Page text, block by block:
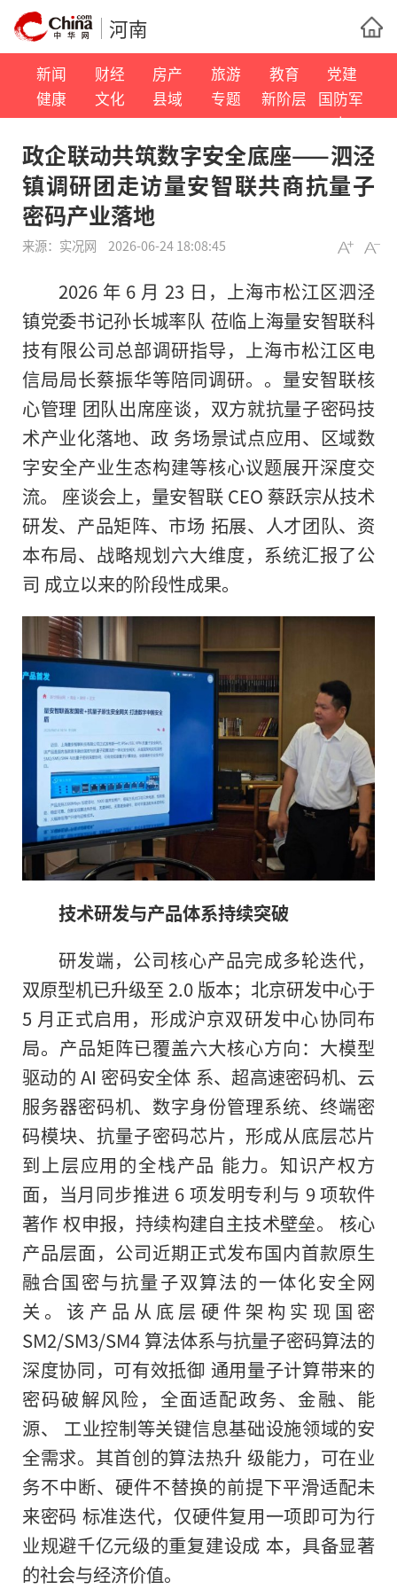
河南
新闻 财经 房产 旅游 教育
党建
健康
文化 县域 专题 新阶层
国防军
事
政企联动共筑数字安全底座——泗泾
镇调研团走访量安智联共商抗量子
密码产业落地
来源： 实况网 2026-06-24 18:08:45
2026 年 6 月 23 日，上海市松江区泗泾
镇党委书记孙长城率队 莅临上海量安智联科
技有限公司总部调研指导，上海市松江区电
信局局长蔡振华等陪同调研。。量安智联核
心管理 团队出席座谈，双方就抗量子密码技
术产业化落地、政 务场景试点应用、区域数
字安全产业生态构建等核心议题展开深度交
流。 座谈会上，量安智联 CEO 蔡跃宗从技术
研发、产品矩阵、市场 拓展、人才团队、资
本布局、战略规划六大维度，系统汇报了公
司 成立以来的阶段性成果。
技术研发与产品体系持续突破
研发端，公司核心产品完成多轮迭代，
双原型机已升级至 2.0 版本；北京研发中心于
5 月正式启用，形成沪京双研发中心协同布
局。产品矩阵已覆盖六大核心方向：大模型
驱动的 AI 密码安全体 系、超高速密码机、云
服务器密码机、数字身份管理系统、终端密
码模块、抗量子密码芯片，形成从底层芯片
到上层应用的全栈产品 能力。知识产权方
面，当月同步推进 6 项发明专利与 9 项软件
著作 权申报，持续构建自主技术壁垒。 核心
产品层面，公司近期正式发布国内首款原生
融合国密与抗量子双算法的一体化安全网
关。该产品从底层硬件架构实现国密
SM2/SM3/SM4 算法体系与抗量子密码算法的
深度协同，可有效抵御 通用量子计算带来的
密码破解风险，全面适配政务、金融、能
源、 工业控制等关键信息基础设施领域的安
全需求。其首创的算法热升 级能力，可在业
务不中断、硬件不替换的前提下平滑适配未
来密码 标准迭代，仅硬件复用一项即可为行
业规避千亿元级的重复建设成 本，具备显著
的社会与经济价值。